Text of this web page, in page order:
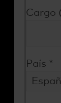
Cargo
País *